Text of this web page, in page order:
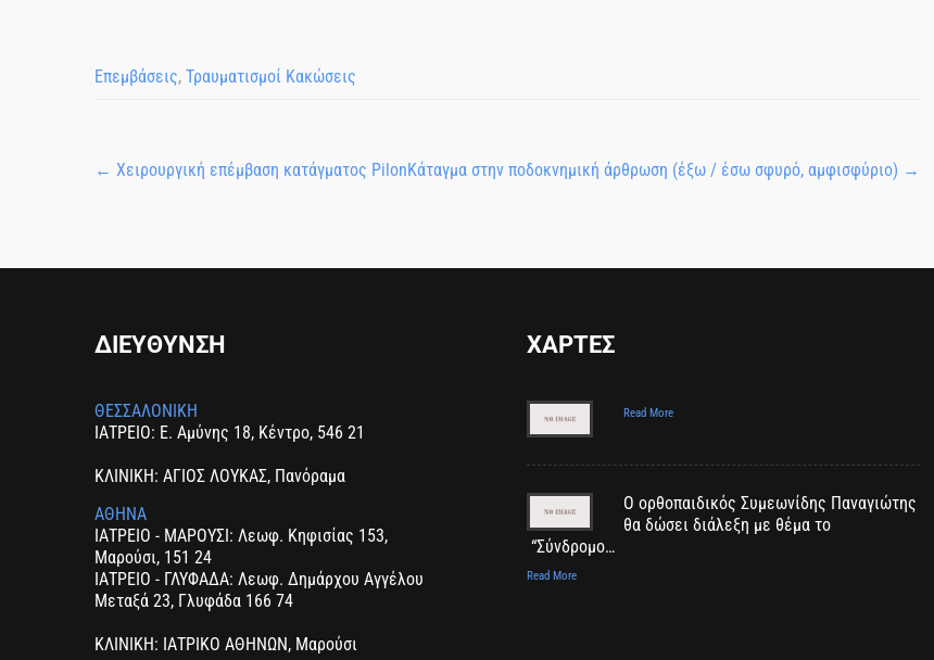
Επεμβάσεις, Τραυματισμοί Κακώσεις
← Χειρουργική επέμβαση κατάγματος PilonΚάταγμα στην ποδοκνημική άρθρωση (έξω / έσω σφυρό, αμφισφύριο) →
ΔΙΕΥΘΥΝΣΗ
ΘΕΣΣΑΛΟΝΙΚΗ
ΙΑΤΡΕΙΟ: Ε. Αμύνης 18, Κέντρο, 546 21
ΚΛΙΝΙΚΗ: ΑΓΙΟΣ ΛΟΥΚΑΣ, Πανόραμα
ΑΘΗΝΑ
ΙΑΤΡΕΙΟ - ΜΑΡΟΥΣΙ: Λεωφ. Κηφισίας 153,
Μαρούσι, 151 24
ΙΑΤΡΕΙΟ - ΓΛΥΦΑΔΑ: Λεωφ. Δημάρχου Αγγέλου
Μεταξά 23, Γλυφάδα 166 74
ΚΛΙΝΙΚΗ: ΙΑΤΡΙΚΟ ΑΘΗΝΩΝ, Μαρούσι
ΧΑΡΤΕΣ
Read More
Ο ορθοπαιδικός Συμεωνίδης Παναγιώτης
θα δώσει διάλεξη με θέμα το
“Σύνδρομο…
Read More